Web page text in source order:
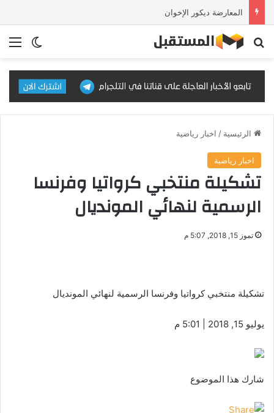
المعارضة ديكور الإخوان
الوضع بحث عن
الرئيسية / اخبار رياضية
اخبار رياضية
تشكيلة منتخبي كرواتيا وفرنسا
الرسمية لنهائي المونديال
تموز 15, 2018, 5:07 م
تشكيلة منتخبي كرواتيا وفرنسا الرسمية لنهائي المونديال
يوليو 15, 2018 | 5:01 م
شارك هذا الموضوع